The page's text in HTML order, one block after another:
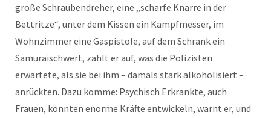
große Schraubendreher, eine „scharfe Knarre in der
Bettritze“, unter dem Kissen ein Kampfmesser, im
Wohnzimmer eine Gaspistole, auf dem Schrank ein
Samuraischwert, zählt er auf, was die Polizisten
erwartete, als sie bei ihm – damals stark alkoholisiert –
anrückten. Dazu komme: Psychisch Erkrankte, auch
Frauen, könnten enorme Kräfte entwickeln, warnt er, und